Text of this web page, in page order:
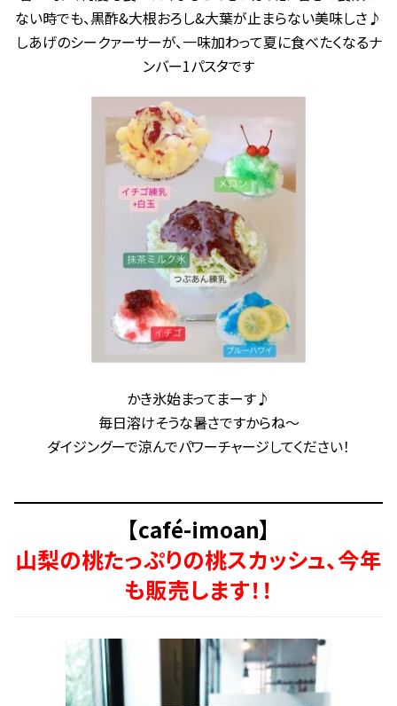
ない時でも、黒酢&大根おろし&大葉が止まらない美味しさ♪
しあげのシークァーサーが、一味加わって夏に食べたくなるナ
ンバー1パスタです
かき氷始まってまーす♪
毎日溶けそうな暑さですからね〜
ダイジングーで涼んでパワーチャージしてください！
【café-imoan】
山梨の桃たっぷりの桃スカッシュ、今年
も販売します！！